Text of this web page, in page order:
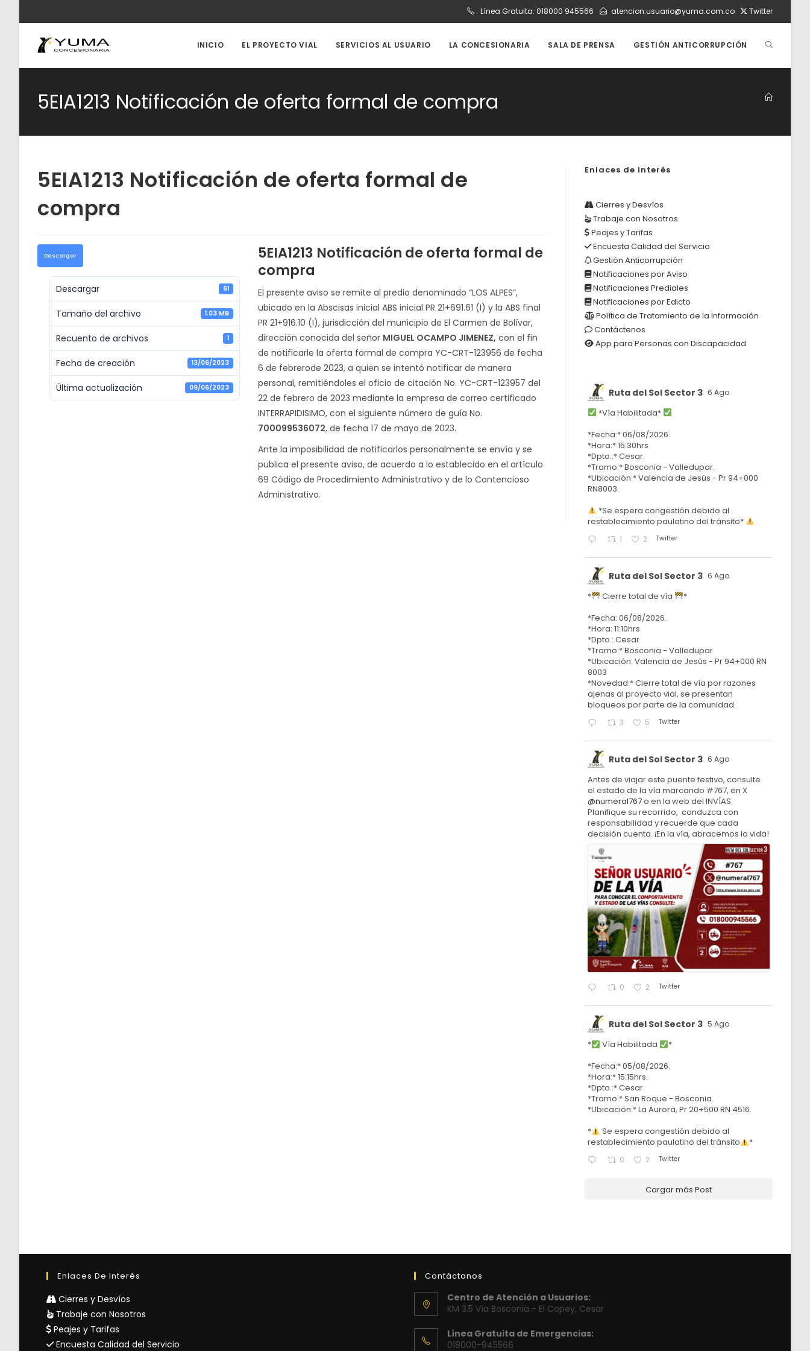
contenido
Línea Gratuita: 018000 945566 atencion.usuario@yuma.com.co Twitter
INICIO EL PROYECTO VIAL SERVICIOS AL USUARIO LA CONCESIONARIA SALA DE PRENSA GESTIÓN ANTICORRUPCIÓN ALTERNAR
BÚSQUEDA
DE
5EIA1213 Notificación de oferta formal de compra
5EIA1213 Notificación de oferta formal de
compra
Descargar
Descargar 61
Tamaño del archivo 1.03 MB
Recuento de archivos 1
Fecha de creación 13/06/2023
Última actualización 09/06/2023
5EIA1213 Notificación de oferta formal de
compra
El presente aviso se remite al predio denominado “LOS ALPES”,
ubicado en la Abscisas inicial ABS inicial PR 21+691.61 (I) y la ABS final
PR 21+916.10 (I), jurisdicción del municipio de El Carmen de Bolívar,
dirección conocida del señor MIGUEL OCAMPO JIMENEZ, con el fin
de notificarle la oferta formal de compra YC-CRT-123956 de fecha
6 de febrerode 2023, a quien se intentó notificar de manera
personal, remitiéndoles el oficio de citación No. YC-CRT-123957 del
22 de febrero de 2023 mediante la empresa de correo certificado
INTERRAPIDISIMO, con el siguiente número de guía No.
700099536072, de fecha 17 de mayo de 2023.
Ante la imposibilidad de notificarlos personalmente se envía y se
publica el presente aviso, de acuerdo a lo establecido en el artículo
69 Código de Procedimiento Administrativo y de lo Contencioso
Administrativo.
Enlaces de Interés
Cierres y Desvíos
Trabaje con Nosotros
Peajes y Tarifas
Encuesta Calidad del Servicio
Gestión Anticorrupción
Notificaciones por Aviso
Notificaciones Prediales
Notificaciones por Edicto
Política de Tratamiento de la Información
Contáctenos
App para Personas con Discapacidad
Ruta del Sol Sector 3 6 Ago
*Vía Habilitada*
*Fecha:* 06/08/2026.
*Hora:* 15:30hrs
*Dpto.:* Cesar.
*Tramo:* Bosconia - Valledupar.
*Ubicación:* Valencia de Jesús - Pr 94+000
RN8003.
*Se espera congestión debido al
restablecimiento paulatino del tránsito*
1 2 Twitter
Ruta del Sol Sector 3 6 Ago
* Cierre total de vía
*
*Fecha: 06/08/2026.
*Hora: 11:10hrs
*Dpto.: Cesar
*Tramo:* Bosconia - Valledupar
*Ubicación: Valencia de Jesús - Pr 94+000 RN
8003
*Novedad:* Cierre total de vía por razones
ajenas al proyecto vial, se presentan
bloqueos por parte de la comunidad.
3 5 Twitter
Ruta del Sol Sector 3 6 Ago
Antes de viajar este puente festivo, consulte
el estado de la vía marcando #767, en X
@numeral767o en la web del INVÍAS.
Planifique su recorrido, conduzca con
responsabilidad y recuerde que cada
decisión cuenta. ¡En la vía, abracemos la vida!
0 2 Twitter
Ruta del Sol Sector 3 5 Ago
* Vía Habilitada
*
*Fecha:* 05/08/2026.
*Hora:* 15:15hrs.
*Dpto.:* Cesar.
*Tramo:* San Roque - Bosconia.
*Ubicación:* La Aurora, Pr 20+500 RN 4516.
*
Se espera congestión debido al
restablecimiento paulatino del tránsito
*
0 2 Twitter
Cargar más Post
Enlaces De Interés
Cierres y Desvíos
Trabaje con Nosotros
Peajes y Tarifas
Encuesta Calidad del Servicio
Contáctanos
Centro de Atención a Usuarios:
KM 3.5 Vía Bosconia - El Copey, Cesar
Línea Gratuita de Emergencias:
018000-945566